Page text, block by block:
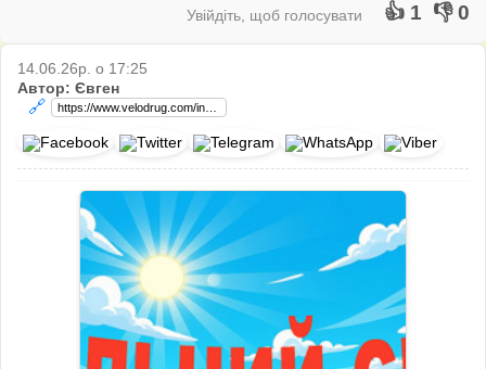
Увійдіть, щоб голосувати 👍 1 👎 0
14.06.26р. о 17:25
Автор: Євген
🔗